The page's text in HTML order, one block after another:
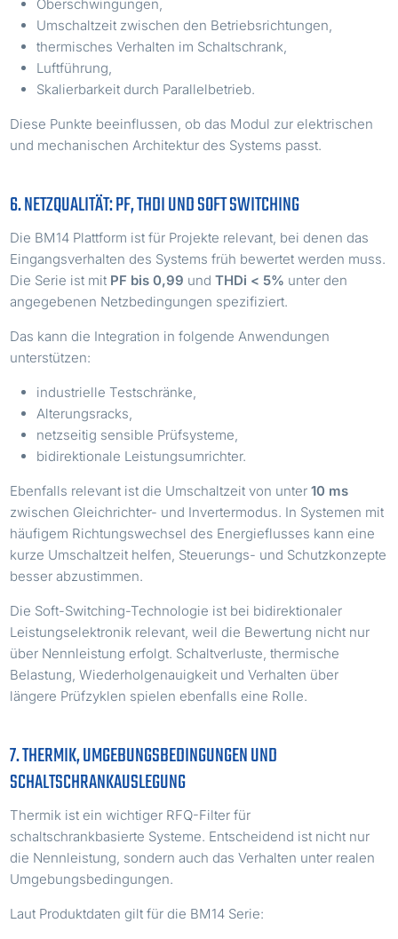
Oberschwingungen,
Umschaltzeit zwischen den Betriebsrichtungen,
thermisches Verhalten im Schaltschrank,
Luftführung,
Skalierbarkeit durch Parallelbetrieb.
Diese Punkte beeinflussen, ob das Modul zur elektrischen
und mechanischen Architektur des Systems passt.
6. NETZQUALITÄT: PF, THDI UND SOFT SWITCHING
Die BM14 Plattform ist für Projekte relevant, bei denen das
Eingangsverhalten des Systems früh bewertet werden muss.
Die Serie ist mit PF bis 0,99 undTHDi < 5% unter den
angegebenen Netzbedingungen spezifiziert.
Das kann die Integration in folgende Anwendungen
unterstützen:
industrielle Testschränke,
Alterungsracks,
netzseitig sensible Prüfsysteme,
bidirektionale Leistungsumrichter.
Ebenfalls relevant ist die Umschaltzeit von unter10 ms
zwischen Gleichrichter- und Invertermodus. In Systemen mit
häufigem Richtungswechsel des Energieflusses kann eine
kurze Umschaltzeit helfen, Steuerungs- und Schutzkonzepte
besser abzustimmen.
Die Soft-Switching-Technologie ist bei bidirektionaler
Leistungselektronik relevant, weil die Bewertung nicht nur
über Nennleistung erfolgt. Schaltverluste, thermische
Belastung, Wiederholgenauigkeit und Verhalten über
längere Prüfzyklen spielen ebenfalls eine Rolle.
7. THERMIK, UMGEBUNGSBEDINGUNGEN UND
SCHALTSCHRANKAUSLEGUNG
Thermik ist ein wichtiger RFQ-Filter für
schaltschrankbasierte Systeme. Entscheidend ist nicht nur
die Nennleistung, sondern auch das Verhalten unter realen
Umgebungsbedingungen.
Laut Produktdaten gilt für die BM14 Serie: